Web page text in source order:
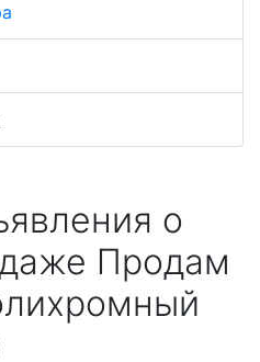
о
Продам